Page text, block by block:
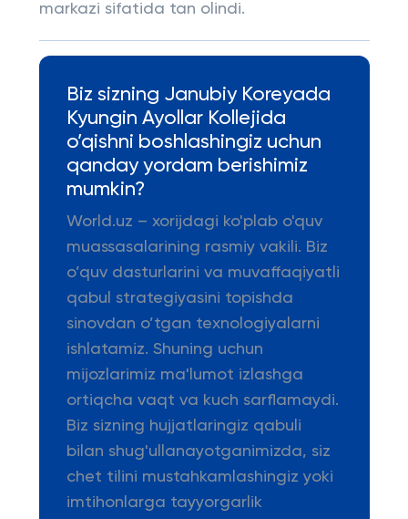
markazi sifatida tan olindi.
Biz sizning Janubiy Koreyada
Kyungin Ayollar Kollejida
o’qishni boshlashingiz uchun
qanday yordam berishimiz
mumkin?
World.uz – xorijdagi ko'plab o'quv
muassasalarining rasmiy vakili. Biz
o’quv dasturlarini va muvaffaqiyatli
qabul strategiyasini topishda
sinovdan o’tgan texnologiyalarni
ishlatamiz. Shuning uchun
mijozlarimiz ma'lumot izlashga
ortiqcha vaqt va kuch sarflamaydi.
Biz sizning hujjatlaringiz qabuli
bilan shug'ullanayotganimizda, siz
chet tilini mustahkamlashingiz yoki
imtihonlarga tayyorgarlik